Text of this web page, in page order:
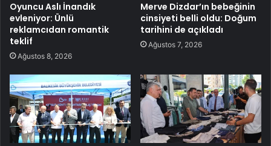
Oyuncu Aslı İnandık
evleniyor: Ünlü
reklamcıdan romantik
teklif
Ağustos 8, 2026
Merve Dizdar’ın bebeğinin
cinsiyeti belli oldu: Doğum
tarihini de açıkladı
Ağustos 7, 2026